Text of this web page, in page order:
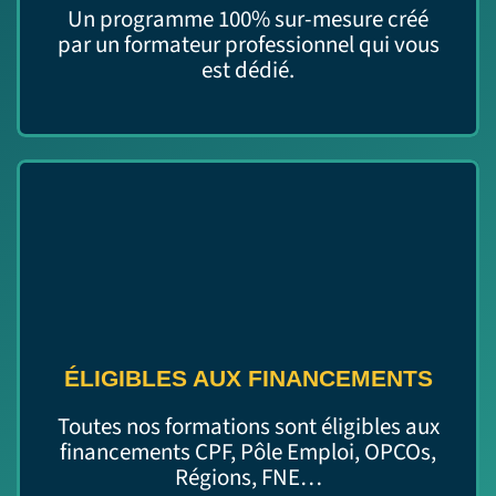
Un programme 100% sur-mesure créé
par un formateur professionnel qui vous
est dédié.
ÉLIGIBLES AUX FINANCEMENTS
Toutes nos formations sont éligibles aux
financements CPF, Pôle Emploi, OPCOs,
Régions, FNE…